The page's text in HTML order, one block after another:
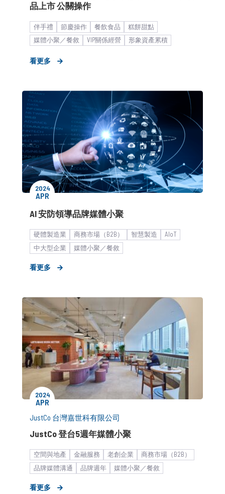
品上市 公關操作
伴手禮 節慶操作 餐飲食品
糕餅甜點
媒體小聚／餐敘
VIP關係經營
形象資產累積
食糧科技與飲食文化
看更多
2024
APR
AI 安防領導品牌媒體小聚
硬體製造業 商務市場（B2B） 智慧製造
AIoT
中大型企業
媒體小聚／餐敘
看更多
2024
APR
JustCo 台灣嘉世科有限公司
JustCo 登台5週年媒體小聚
空間與地產 金融服務 老創企業
商務市場（B2B）
品牌媒體溝通
品牌週年 媒體小聚／餐敘
看更多